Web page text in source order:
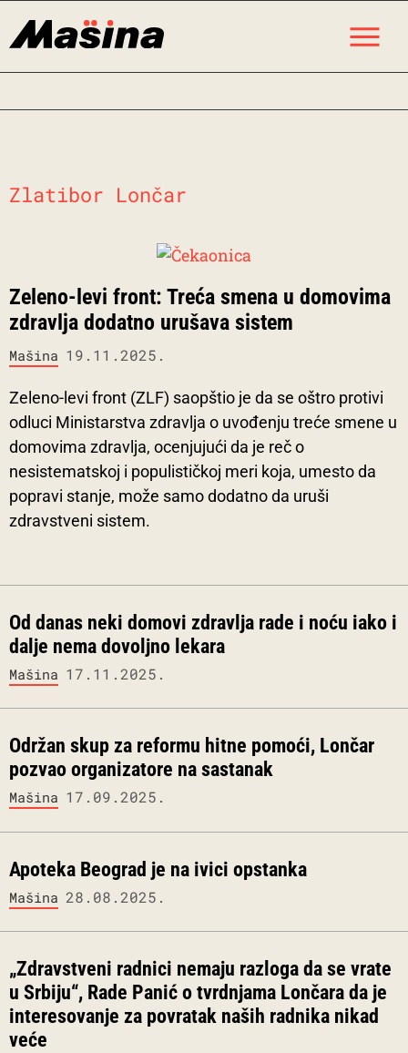
Zlatibor Lončar
Zeleno-levi front: Treća smena u domovima
zdravlja dodatno urušava sistem
Mašina 19.11.2025.
Zeleno-levi front (ZLF) saopštio je da se oštro protivi
odluci Ministarstva zdravlja o uvođenju treće smene u
domovima zdravlja, ocenjujući da je reč o
nesistematskoj i populističkoj meri koja, umesto da
popravi stanje, može samo dodatno da uruši
zdravstveni sistem.
Od danas neki domovi zdravlja rade i noću iako i
dalje nema dovoljno lekara
Mašina 17.11.2025.
Održan skup za reformu hitne pomoći, Lončar
pozvao organizatore na sastanak
Mašina 17.09.2025.
Apoteka Beograd je na ivici opstanka
Mašina 28.08.2025.
„Zdravstveni radnici nemaju razloga da se vrate
u Srbiju“, Rade Panić o tvrdnjama Lončara da je
interesovanje za povratak naših radnika nikad
veće